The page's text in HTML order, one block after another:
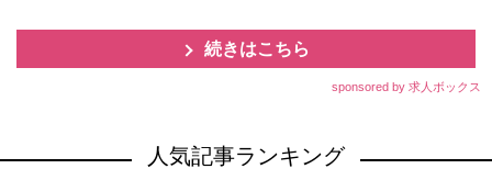
続きはこちら
sponsored by 求人ボックス
人気記事ランキング